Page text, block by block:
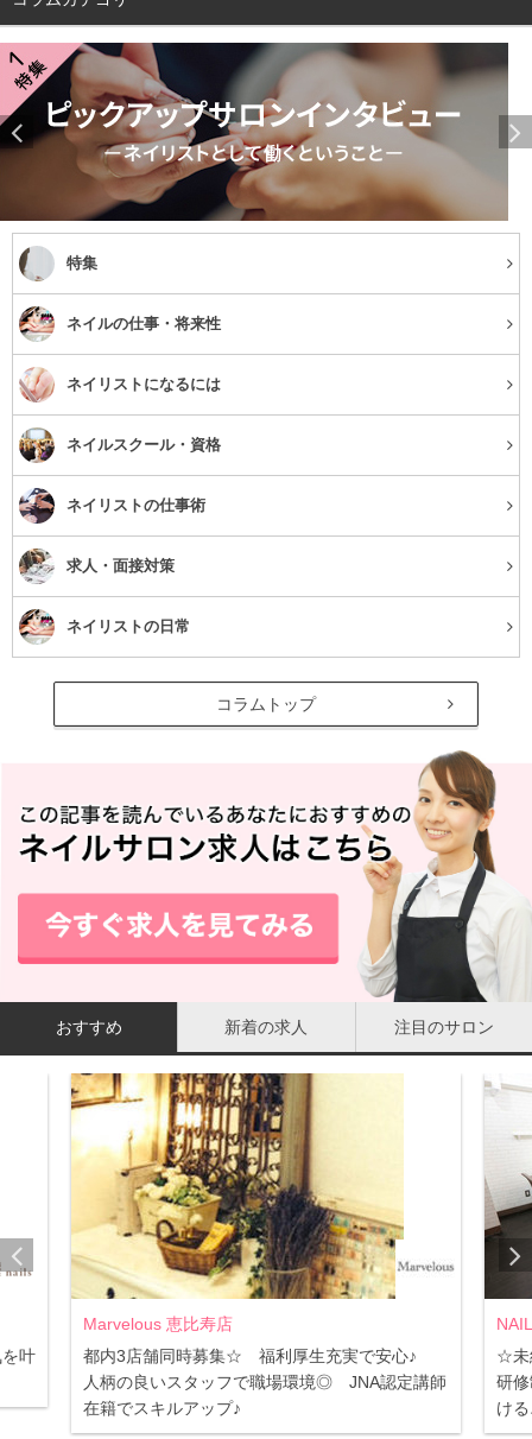
特集
ネイルの仕事・将来性
ネイリストになるには
ネイルスクール・資格
ネイリストの仕事術
求人・面接対策
ネイリストの日常
コラムトップ
おすすめ 新着の求人 注目のサロン
♪
NAIL MAISON 渋谷店
☆未経験者大歓迎☆しっかりした福利厚生充実の
研修制度で安心＆仲の良いスタッフで安心して働
ける♪
【
取
利